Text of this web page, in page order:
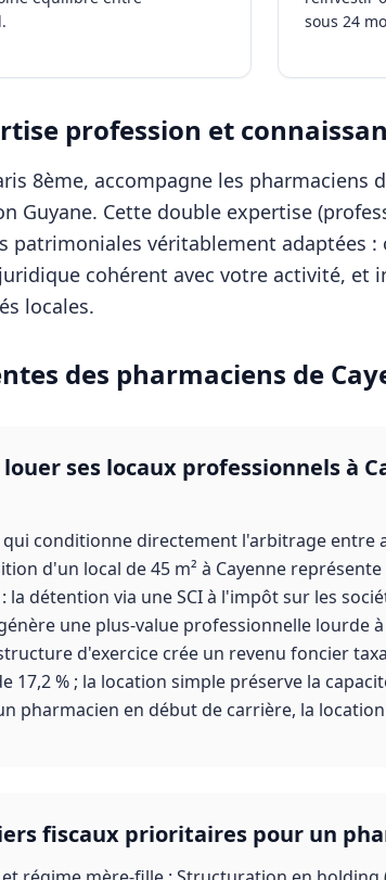
sous 24
profession et
8ème, accompagne les pharmaciens
Guyane. Cette double expertise
patrimoniales véritablement adaptées
cohérent avec votre activité, et
locales.
des pharmaciens de
ses locaux professionnels à
qui conditionne directement l'arbitrage entre
d'un local de 45 m² à Cayenne
la détention via une SCI à l'impôt sur les
une plus-value professionnelle lourde
d'exercice crée un revenu foncier
17,2 % ; la location simple préserve la
pharmacien en début de carrière, la
fiscaux prioritaires pour un